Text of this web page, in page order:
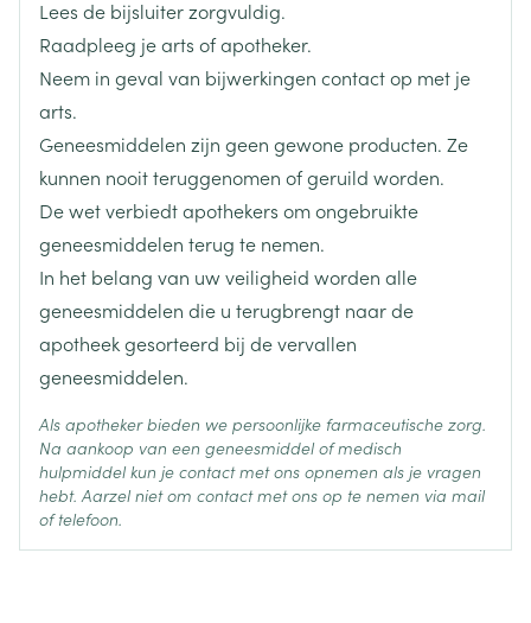
Lengte 113 mm
Diepte 30 mm
Actieve
Ingrediënten
bempedoïnezuur, ezetimibe
Behoud Kamertemperatuur (15°C - 25°C)
Lees de bijsluiter zorgvuldig.
Raadpleeg je arts of apotheker.
Neem in geval van bijwerkingen contact op met je
arts.
Geneesmiddelen zijn geen gewone producten. Ze
kunnen nooit teruggenomen of geruild worden.
De wet verbiedt apothekers om ongebruikte
geneesmiddelen terug te nemen.
In het belang van uw veiligheid worden alle
geneesmiddelen die u terugbrengt naar de
apotheek gesorteerd bij de vervallen
geneesmiddelen.
Als apotheker bieden we persoonlijke farmaceutische zorg.
Na aankoop van een geneesmiddel of medisch
hulpmiddel kun je contact met ons opnemen als je vragen
hebt. Aarzel niet om contact met ons op te nemen via mail
of telefoon.